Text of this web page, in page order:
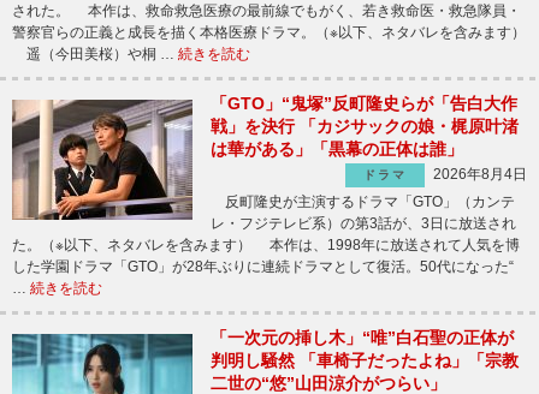
された。 本作は、救命救急医療の最前線でもがく、若き救命医・救急隊員・
警察官らの正義と成長を描く本格医療ドラマ。（※以下、ネタバレを含みます）
遥（今田美桜）や桐 … 続きを読む
「GTO」“鬼塚”反町隆史らが「告白大作
戦」を決行 「カジサックの娘・梶原叶渚
は華がある」「黒幕の正体は誰」
ドラマ
2026年8月4日
反町隆史が主演するドラマ「GTO」（カンテ
レ・フジテレビ系）の第3話が、3日に放送され
た。（※以下、ネタバレを含みます） 本作は、1998年に放送されて人気を博
した学園ドラマ「GTO」が28年ぶりに連続ドラマとして復活。50代になった“
続きを読む
「一次元の挿し木」“唯”白石聖の正体が
判明し騒然 「車椅子だったよね」「宗教
二世の“悠”山田涼介がつらい」